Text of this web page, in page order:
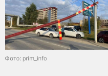
Фото: prim_info